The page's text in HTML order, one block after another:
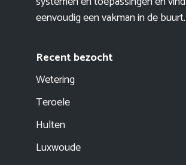
eenvoudig een vakman in de buurt.
Recent bezocht
Wetering
Teroele
Hulten
Luxwoude